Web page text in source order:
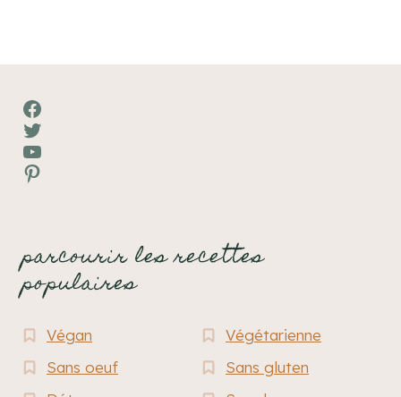
Facebook
Twitter
YouTube
Pinterest
parcourir les recettes
populaires
Végan
Végétarienne
Sans oeuf
Sans gluten